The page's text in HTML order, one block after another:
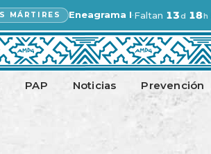
MÁRTIRES Eneagrama I·Faltan 13d 18h
Faltan 13 días y 18
PAP Noticias Prevención